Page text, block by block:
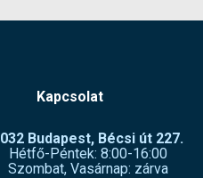
Kapcsolat
Budapest, Bécsi út 227.
Hétfő-Péntek: 8:00-16:00
Szombat, Vasárnap: zárva